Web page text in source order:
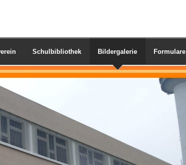
Schulbibliothek Bildergalerie Formulare